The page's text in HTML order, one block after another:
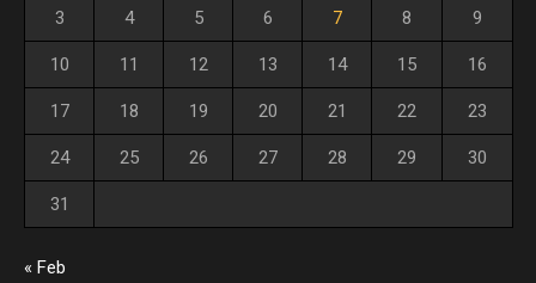
3 4 5 6 7 8 9
10 11 12 13 14 15 16
17 18 19 20 21 22 23
24 25 26 27 28 29 30
31
« Feb